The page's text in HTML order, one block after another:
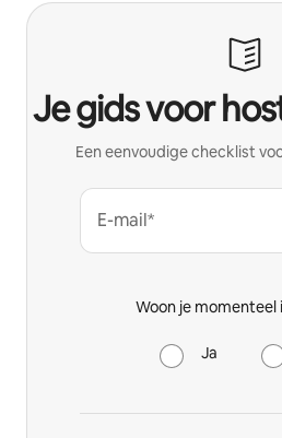
Je gids voor
Een eenvoudige checklist
E-mail*
Woon je momenteel
Ja